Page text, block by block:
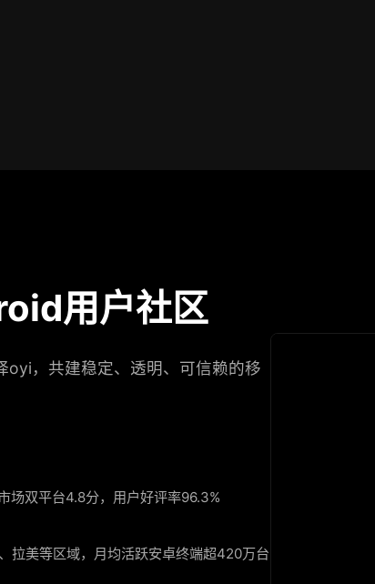
用户社区
oyi，共建稳定、透明、可信赖的移
场双平台4.8分，用户好评率96.3%
拉美等区域，月均活跃安卓终端超420万台